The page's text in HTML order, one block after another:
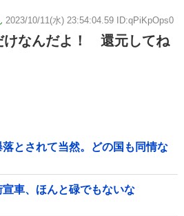
2023/10/11(水) 23:54:04.59 ID:qPiKpOps0
けなんだよ！ 還元してね
とされて当然。どの国も同情な
宣車、ほんと碌でもないな